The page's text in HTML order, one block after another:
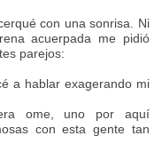
con una sonrisa. Ni
acuerpada me pidió
parejos:
a hablar exagerando mi
ome, uno por aquí
con esta gente tan